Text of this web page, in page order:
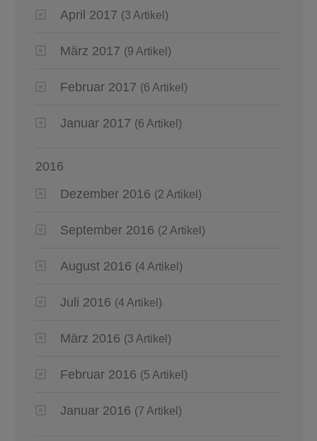
April 2017 (3 Artikel)
März 2017 (9 Artikel)
Februar 2017 (6 Artikel)
Januar 2017 (6 Artikel)
2016
Dezember 2016 (2 Artikel)
September 2016 (2 Artikel)
August 2016 (4 Artikel)
Juli 2016 (4 Artikel)
März 2016 (3 Artikel)
Februar 2016 (5 Artikel)
Januar 2016 (7 Artikel)